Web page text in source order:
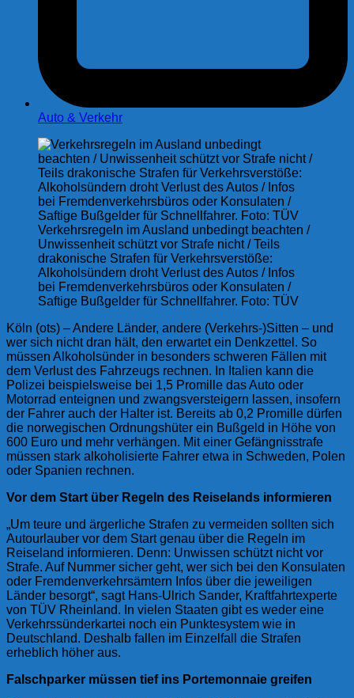
Auto & Verkehr
Verkehrsregeln im Ausland unbedingt beachten /
Unwissenheit schützt vor Strafe nicht / Teils
drakonische Strafen für Verkehrsverstöße:
Alkoholsündern droht Verlust des Autos / Infos
bei Fremdenverkehrsbüros oder Konsulaten /
Saftige Bußgelder für Schnellfahrer. Foto: TÜV
Köln (ots) – Andere Länder, andere (Verkehrs-)Sitten – und
wer sich nicht dran hält, den erwartet ein Denkzettel. So
müssen Alkoholsünder in besonders schweren Fällen mit
dem Verlust des Fahrzeugs rechnen. In Italien kann die
Polizei beispielsweise bei 1,5 Promille das Auto oder
Motorrad enteignen und zwangsversteigern lassen, insofern
der Fahrer auch der Halter ist. Bereits ab 0,2 Promille dürfen
die norwegischen Ordnungshüter ein Bußgeld in Höhe von
600 Euro und mehr verhängen. Mit einer Gefängnisstrafe
müssen stark alkoholisierte Fahrer etwa in Schweden, Polen
oder Spanien rechnen.
Vor dem Start über Regeln des Reiselands informieren
„Um teure und ärgerliche Strafen zu vermeiden sollten sich
Autourlauber vor dem Start genau über die Regeln im
Reiseland informieren. Denn: Unwissen schützt nicht vor
Strafe. Auf Nummer sicher geht, wer sich bei den Konsulaten
oder Fremdenverkehrsämtern Infos über die jeweiligen
Länder besorgt“, sagt Hans-Ulrich Sander, Kraftfahrtexperte
von TÜV Rheinland. In vielen Staaten gibt es weder eine
Verkehrssünderkartei noch ein Punktesystem wie in
Deutschland. Deshalb fallen im Einzelfall die Strafen
erheblich höher aus.
Falschparker müssen tief ins Portemonnaie greifen